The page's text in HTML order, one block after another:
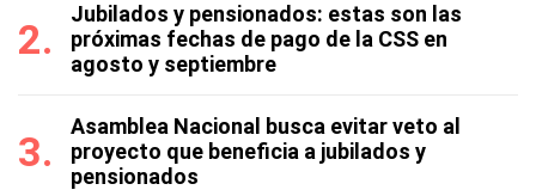
Jubilados y pensionados: estas son las
próximas fechas de pago de la CSS en
agosto y septiembre
Asamblea Nacional busca evitar veto al
proyecto que beneficia a jubilados y
pensionados